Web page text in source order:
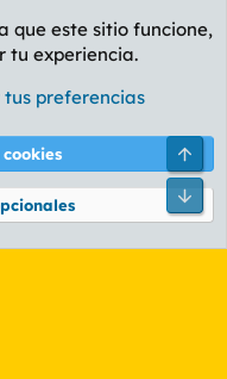
de privacidad Ayuda
XenForo Ltd.
que este sitio funcione,
tu experiencia.
preferencias
Pie